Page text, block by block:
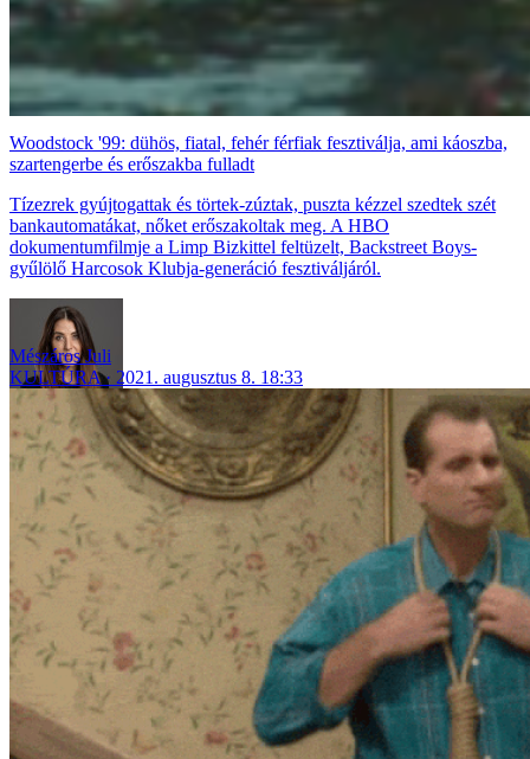
Woodstock '99: dühös, fiatal, fehér férfiak fesztiválja, ami káoszba,
szartengerbe és erőszakba fulladt
Tízezrek gyújtogattak és törtek-zúztak, puszta kézzel szedtek szét
bankautomatákat, nőket erőszakoltak meg. A HBO
dokumentumfilmje a Limp Bizkittel feltüzelt, Backstreet Boys-
gyűlölő Harcosok Klubja-generáció fesztiváljáról.
Mészáros Juli
KULTÚRA
2021. augusztus 8. 18:33